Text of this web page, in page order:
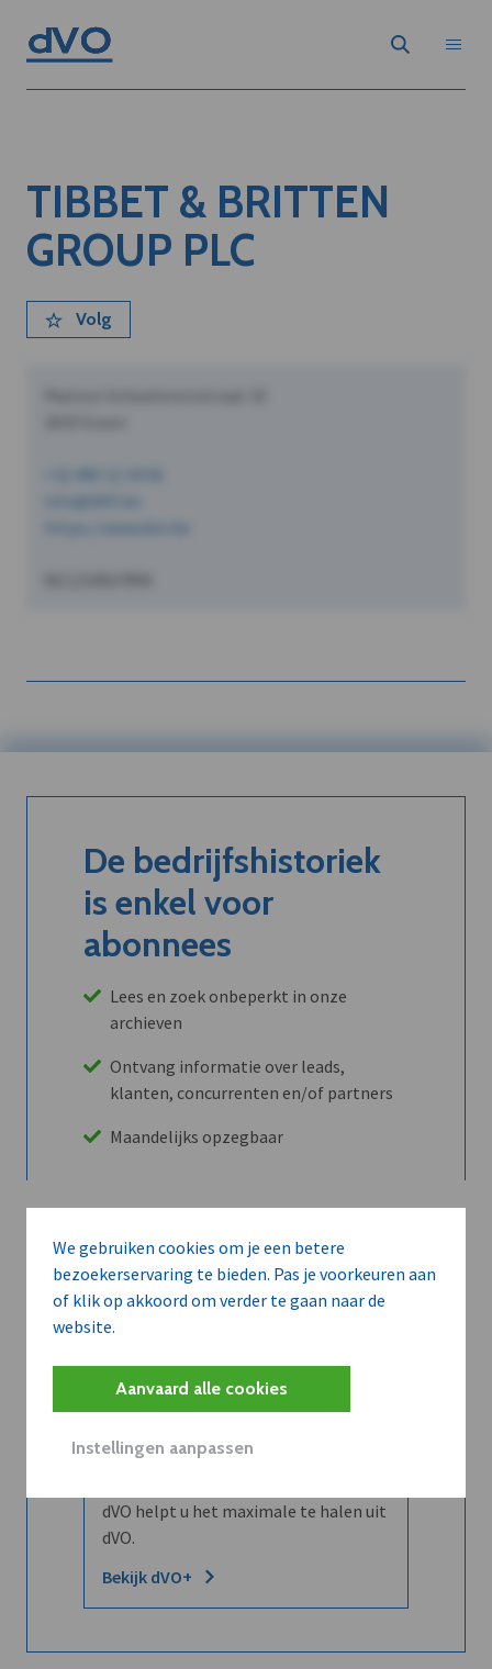
We gebruiken cookies om je een betere
bezoekerservaring te bieden. Pas je voorkeuren aan
of klik op akkoord om verder te gaan naar de
website.
Aanvaard alle cookies
Instellingen aanpassen
TIBBET & BRITTEN
GROUP PLC
Volg
De bedrijfshistoriek
is enkel voor
abonnees
Lees en zoek onbeperkt in onze
archieven
Ontvang informatie over leads,
klanten, concurrenten en/of partners
Maandelijks opzegbaar
Abboneer
kent?
dVO helpt u het maximale te halen uit
dVO.
Bekijk dVO+